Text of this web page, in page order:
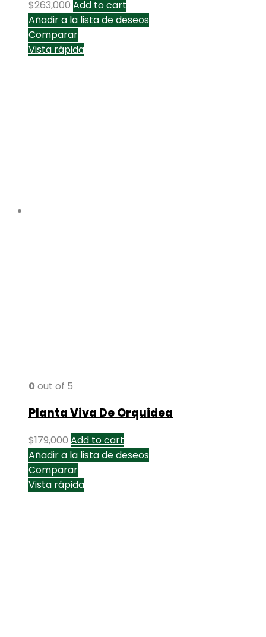
$263,000 Add to cart
Añadir a la lista de deseos
Comparar
Vista rápida
0 out of 5
Planta Viva De Orquidea
$179,000 Add to cart
Añadir a la lista de deseos
Comparar
Vista rápida